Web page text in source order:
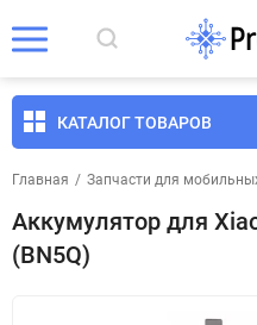
КАТАЛОГ ТОВАРОВ
Главная / Запчасти для
Аккумулятор для
(BN5Q)